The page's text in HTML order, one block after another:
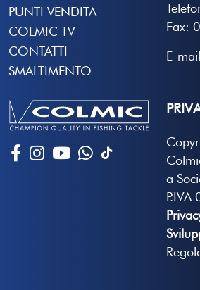
PUNTI VENDITA
COLMIC TV
CONTATTI
SMALTIMENTO
Fax:
E-
a